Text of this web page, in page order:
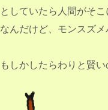
としていたら人間がそ
なんだけど、モンスズメ
もしかしたらわりと賢い